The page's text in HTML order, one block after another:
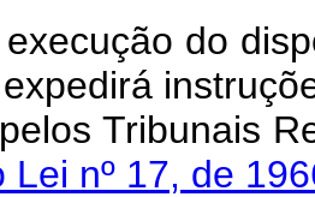
execução do
pelos
Lei nº 17, de